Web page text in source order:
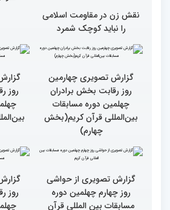
نقش زن در مقاومت اسلامی
را نباید کوچک شمرد
گزارش تصویری چهارمین
روز رقابت بخش برادران
چهلمین دوره مسابقات
بین‌المللی قرآن کریم(بخش
چهارم)
روز